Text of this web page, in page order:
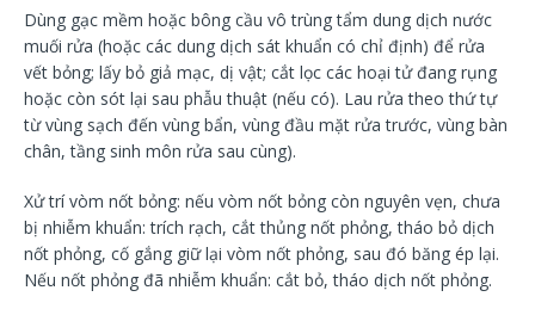
Dùng gạc mềm hoặc bông cầu vô trùng tẩm dung dịch nước
muối rửa (hoặc các dung dịch sát khuẩn có chỉ định) để rửa
vết bỏng; lấy bỏ giả mạc, dị vật; cắt lọc các hoại tử đang rụng
hoặc còn sót lại sau phẫu thuật (nếu có). Lau rửa theo thứ tự
từ vùng sạch đến vùng bẩn, vùng đầu mặt rửa trước, vùng bàn
chân, tầng sinh môn rửa sau cùng).
Xử trí vòm nốt bỏng: nếu vòm nốt bỏng còn nguyên vẹn, chưa
bị nhiễm khuẩn: trích rạch, cắt thủng nốt phỏng, tháo bỏ dịch
nốt phỏng, cố gắng giữ lại vòm nốt phỏng, sau đó băng ép lại.
Nếu nốt phỏng đã nhiễm khuẩn: cắt bỏ, tháo dịch nốt phỏng.